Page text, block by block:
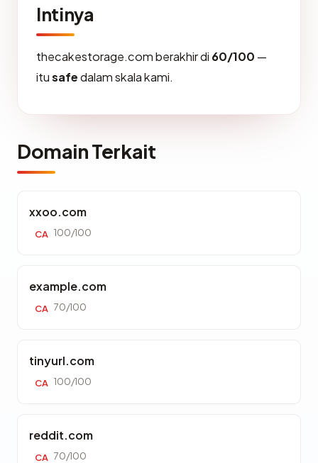
Intinya
thecakestorage.com berakhir di 60/100 —
itusafedalam skala kami.
Domain Terkait
xxoo.com
CA 100/100
example.com
CA 70/100
tinyurl.com
CA 100/100
reddit.com
CA 70/100